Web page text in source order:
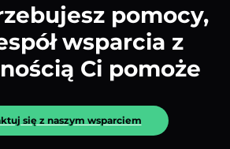
pomocy,
wsparcia z
Ci pomoże
się z naszym wsparciem